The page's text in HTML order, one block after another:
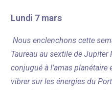
Lundi 7 mars
Nous enclenchons cette
Taureau au sextile de
conjugué à l’amas planétaire
vibrer sur les énergies du